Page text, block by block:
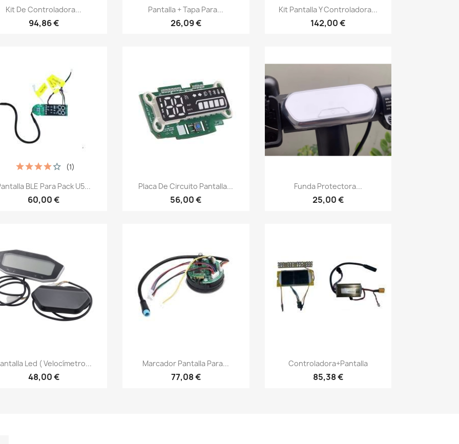
Vista rápida
Kit De Controladora...
94,86 €
Vista rápida
Pantalla + Tapa Para...
26,09 €
Vista rápida
Kit Pantalla Y Controladora...
142,00 €
Vista rápida
BLE Para Pack U5...
60,00 €
(1)
Vista rápida
Placa De Circuito Pantalla...
56,00 €
Vista rápida
Funda Protectora...
25,00 €
Vista rápida
Led ( Velocímetro...
48,00 €
Vista rápida
Marcador Pantalla Para...
77,08 €
Vista rápida
Controladora+pantalla
85,38 €